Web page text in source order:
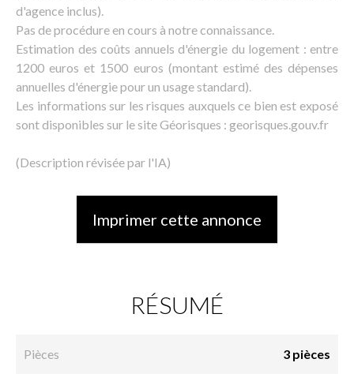
d'agence inclus).
Pas de procédure en cours à notre connaissance.
Estimation des coûts annuels d'énergie du logement : entre
1200 euros et 1500 euros (montant estimé des dépenses
annuelles d'énergie pour un usage standard).
Les informations sur les risques auxquels ce bien est exposé
sont disponibles sur le site Géorisques : georisques.gouv.fr
(Description révisée par l'IA)
Imprimer cette annonce
RÉSUMÉ
Pièces 3 pièces